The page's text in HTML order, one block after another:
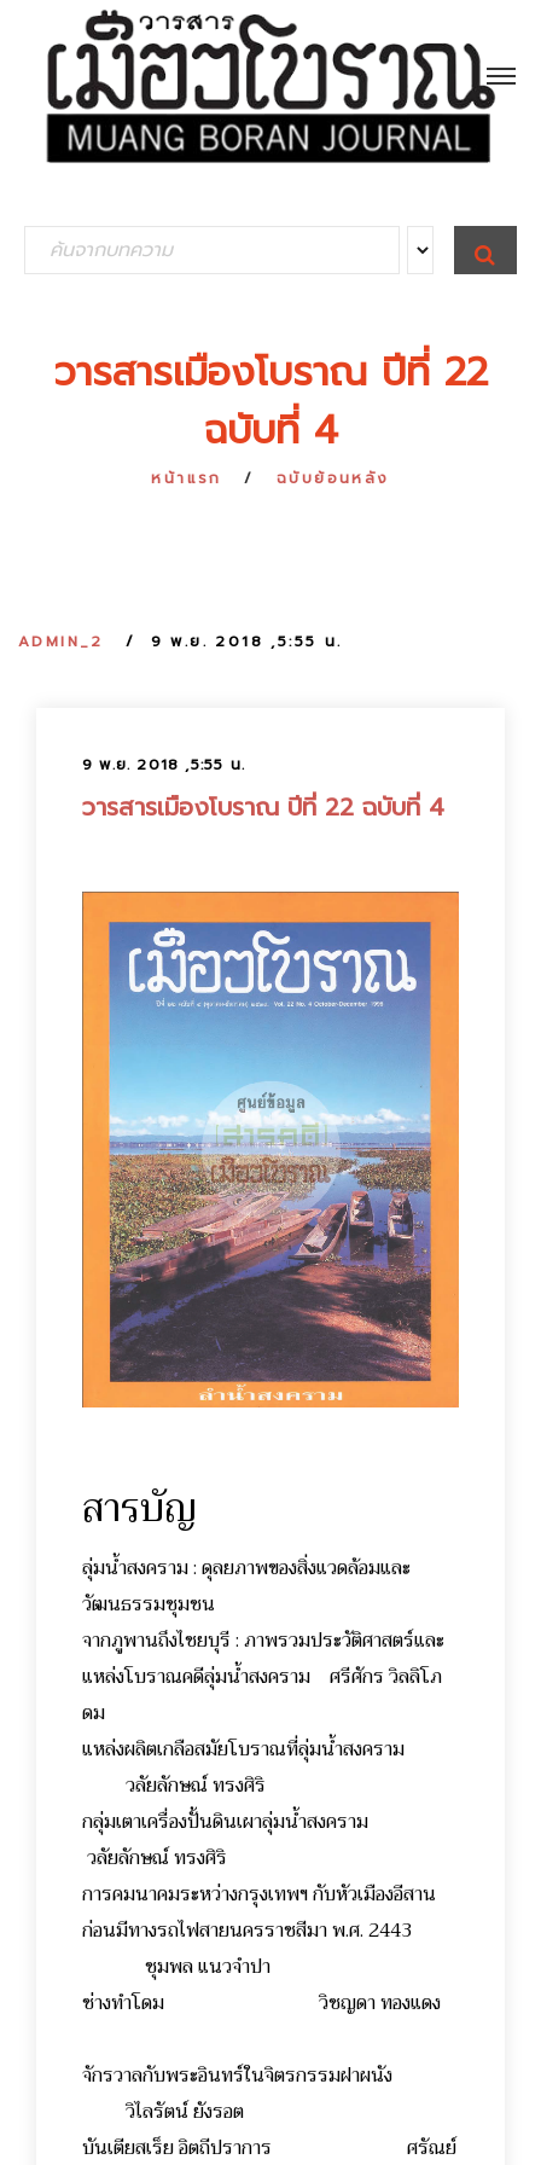
e
S
E
A
วารสารเมืองโบราณ ปีที่ 22
ฉบับที่ 4
หน้าแรก ฉบับย้อนหลัง
ADMIN_2 9 พ.ย. 2018 ,5:55 น.
9 พ.ย. 2018 ,5:55 น.
วารสารเมืองโบราณ ปีที่ 22 ฉบับที่ 4
สารบัญ
ลุ่มน้ำสงคราม : ดุลยภาพของสิ่งแวดล้อมและ
วัฒนธรรมชุมชน
จากภูพานถึงไชยบุรี : ภาพรวมประวัติศาสตร์และ
แหล่งโบราณคดีลุ่มน้ำสงคราม ศรีศักร วิลลิโภ
ดม
แหล่งผลิตเกลือสมัยโบราณที่ลุ่มน้ำสงคราม
วลัยลักษณ์ ทรงศิริ
กลุ่มเตาเครื่องปั้นดินเผาลุ่มน้ำสงคราม
วลัยลักษณ์ ทรงศิริ
การคมนาคมระหว่างกรุงเทพฯ กับหัวเมืองอีสาน
ก่อนมีทางรถไฟสายนครราชสีมา พ.ศ. 2443
ชุมพล แนวจำปา
ช่างทำโดม วิชญดา ทองแดง
จักรวาลกับพระอินทร์ในจิตรกรรมฝาผนัง
วิไลรัตน์ ยังรอต
บันเตียสเร็ย อิตถีปราการ ศรัณย์